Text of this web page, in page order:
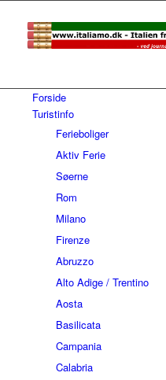
Forside
Turistinfo
Ferieboliger
Aktiv Ferie
Søerne
Rom
Milano
Firenze
Abruzzo
Alto Adige / Trentino
Aosta
Basilicata
Campania
Calabria